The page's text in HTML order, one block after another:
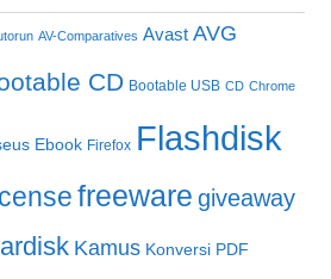
AV-Comparatives Avast AVG
CD Bootable USB CD Chrome
Ebook Firefox Flashdisk
freeware giveaway
Kamus Konversi PDF